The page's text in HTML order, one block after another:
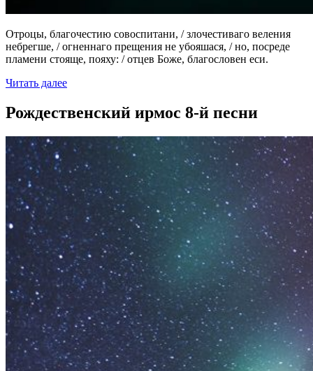
Отроцы, благочестию совоспитани, / злочестиваго веления
небрегше, / огненнаго прещения не убояшася, / но, посреде
пламени стояще, пояху: / отцев Боже, благословен еси.
Читать далее
Рождественский ирмос 8-й песни